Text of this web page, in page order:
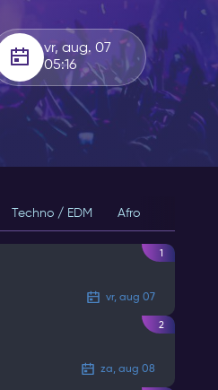
vr, aug. 07
05:16
Techno / EDM Afro
vr, aug 07
1
za, aug 08
2